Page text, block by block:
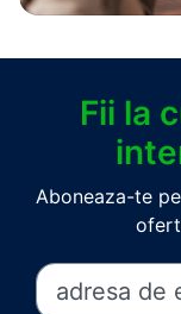
Fii la
Aboneaza-te